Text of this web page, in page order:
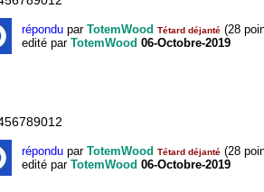
répondu par TotemWood Tétard déjanté (28
edité par TotemWood 06-Octobre-2019
répondu par TotemWood Tétard déjanté (28
edité par TotemWood 06-Octobre-2019